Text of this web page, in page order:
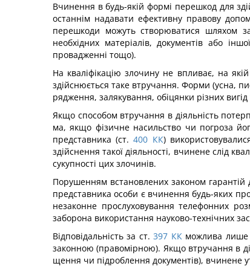
Вчинення в будь-якій формі перешкод для
останнім надавати ефективну правову
перешкоди можуть створюватися шляхом
необхідних матеріалів, документів або
провадженні тощо).
На кваліфікацію злочину не впливає, на
здійснюється таке втручання. Форми (усна,
рядження, залякування, обіцянки різних
Якщо способом втручання в діяльність
ма, якщо фізичне насильство чи погроза
представника (ст. 400 КК)
здійснення такої діяльнос­ті, вчинене слід
сукупності цих злочинів.
Порушенням встановлених законом гарантій
представника особи є вчинення будь-яких
неза­конне прослуховування телефонних
заборона використання науково-технічних
Відповідальність за ст. 397 ККможлива лише
законною (правомірною). Якщо втручання в
щення чи підроблення документів), вчинене